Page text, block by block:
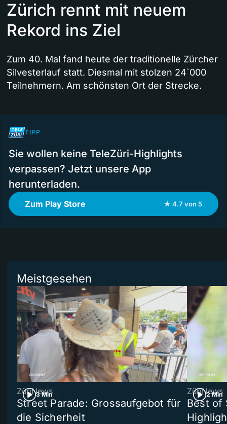
Zürich rennt mit neuem
Rekord ins Ziel
Zum 40. Mal fand heute der traditionelle Zürcher
Silvesterlauf statt. Diesmal mit stolzen 24`000
Teilnehmern. Am schönsten Ort der Strecke.
TIPP
Sie wollen keine TeleZüri-Highlights
verpassen? Jetzt unsere App
herunterladen.
Zum Play Store ★ 4.7 von 5
Meistgesehen
3 Min
ZüriNews
Street Parade: Grossaufgebot für
die Sicherheit
2 Min
ZüriNews
Best of